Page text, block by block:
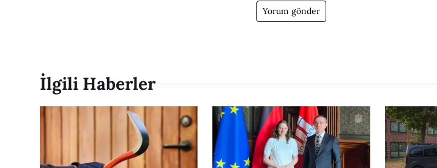
İlgili Haberler